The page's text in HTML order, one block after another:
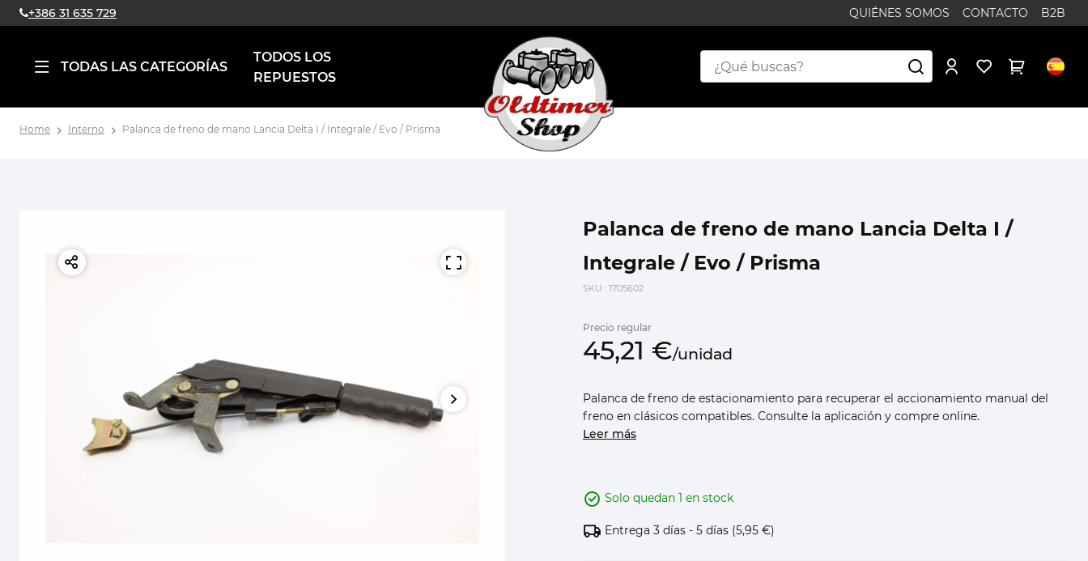
+386 31 635 729 QUIÉNES SOMOS CONTACTO B2B
TODAS LAS CATEGORÍAS
TODOS LOS
REPUESTOS
Home Interno Palanca de freno de mano Lancia Delta I / Integrale / Evo / Prisma
Palanca de freno de mano Lancia Delta I /
Integrale / Evo / Prisma
SKU : 1705602
Precio regular
45,21 €/unidad
Palanca de freno de estacionamiento para recuperar el accionamiento manual del
freno en clásicos compatibles. Consulte la aplicación y compre online.
Leer más
Solo quedan 1 en stock
Entrega 3 días - 5 días (5,95 €)